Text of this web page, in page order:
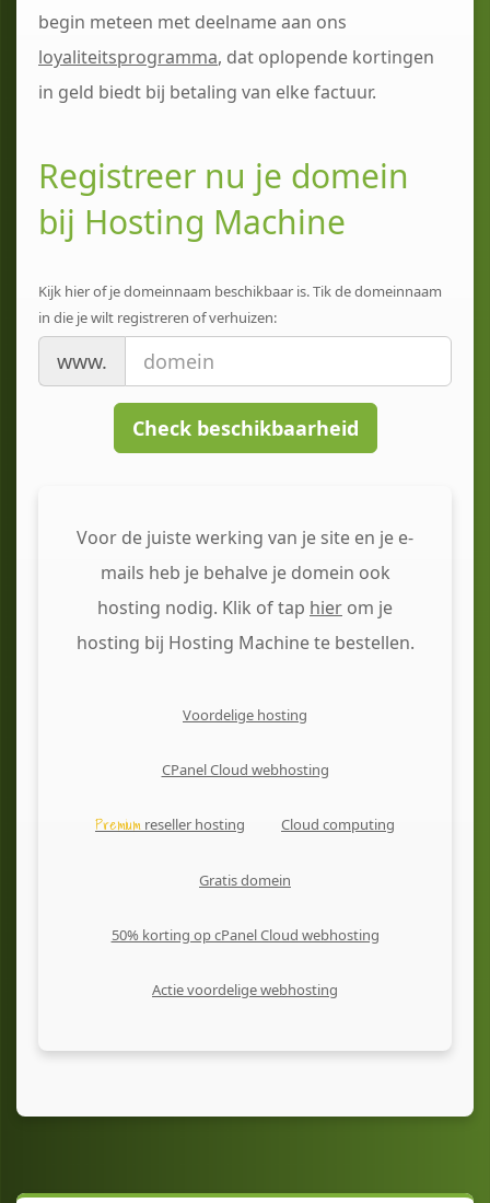
begin meteen met deelname aan ons
loyaliteitsprogramma, dat oplopende kortingen
in geld biedt bij betaling van elke factuur.
Registreer nu je domein
bij Hosting Machine
Kijk hier of je domeinnaam beschikbaar is. Tik de domeinnaam
in die je wilt registreren of verhuizen:
www.
Check beschikbaarheid
Voor de juiste werking van je site en je e-
mails heb je behalve je domein ook
hosting nodig. Klik of tap hier om je
hosting bij Hosting Machine te bestellen.
Voordelige hosting
CPanel Cloud webhosting
Premium reseller hosting Cloud computing
Gratis domein
50% korting op cPanel Cloud webhosting
Actie voordelige webhosting